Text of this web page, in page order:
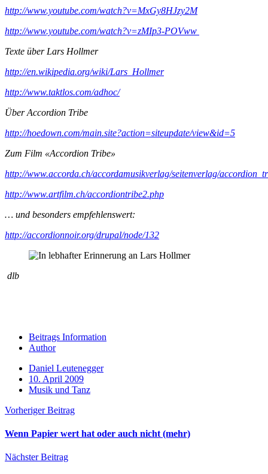
http://www.youtube.com/watch?v=MxGy8HJzy2M
http://www.youtube.com/watch?v=zMIp3-POVww
Texte über Lars Hollmer
http://en.wikipedia.org/wiki/Lars_Hollmer
http://www.taktlos.com/adhoc/
Über Accordion Tribe
http://hoedown.com/main.site?action=siteupdate/view&id=5
Zum Film «Accordion Tribe»
http://www.accorda.ch/accordamusikverlag/seitenverlag/
http://www.artfilm.ch/accordiontribe2.php
… und besonders empfehlenswert:
http://accordionnoir.org/drupal/node/132
dlb
Beitrags Information
Author
Daniel Leutenegger
10. April 2009
Musik und Tanz
Vorheriger Beitrag
Wenn Papier wert hat oder auch nicht (mehr)
Nächster Beitrag